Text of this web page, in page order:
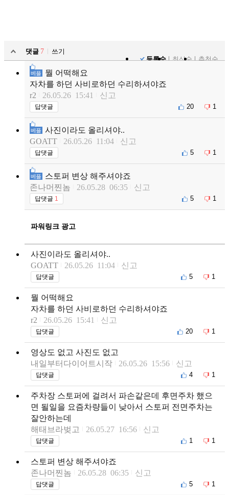
댓글 7
쓰기
등록순
최신순 추천순
베플
뭘 어떡해요
자차를 하던 사비로하던 수리하셔야죠
r2
26.05.26 15:41 신고
답댓글 20 1
베플
사진이라도 올리셔야..
GOATT
26.05.26 11:04 신고
답댓글 5 1
베플
스토퍼 변상 해주셔야죠
존나머찐놈
26.05.28 06:35 신고
답댓글 1 5 1
파워링크 광고
사진이라도 올리셔야..
GOATT
26.05.26 11:04 신고
답댓글 5 1
뭘 어떡해요
자차를 하던 사비로하던 수리하셔야죠
r2
26.05.26 15:41 신고
답댓글 20 1
영상도 없고 사진도 없고
내일부터다이어트시작
26.05.26 15:56 신고
답댓글 4 1
주차장 스토퍼에 걸려서 파손같은데 후면주차 했으
면 될일을 요즘차량들이 낮아서 스토퍼 전면주차는
잘안하는데
해태브라벚고
26.05.27 16:56 신고
답댓글 1 1
스토퍼 변상 해주셔야죠
존나머찐놈
26.05.28 06:35 신고
답댓글 5 1